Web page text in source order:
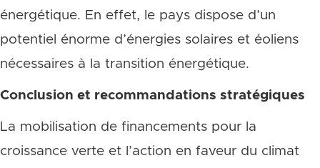
énergétique. En effet, le pays dispose d’un
potentiel énorme d’énergies solaires et éoliens
nécessaires à la transition énergétique.
Conclusion et recommandations stratégiques
La mobilisation de financements pour la
croissance verte et l’action en faveur du climat